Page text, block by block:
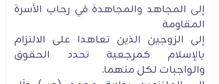
إلى المجاهد والمجاهدة في رحاب الأسرة
المقاومة
إلى الزوجين الذين تعاهدا على الالتزام
بالإسلام كمرجعية تحدد الحقوق
والواجبات لكل منهما.